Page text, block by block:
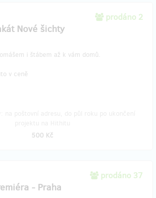
prodáno 2
Nové šichty
i štábem až k vám domů.
v ceně
500 Kč
prodáno 37
- Praha